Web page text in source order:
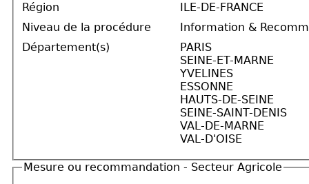
Région
ILE-DE-FRANCE
Niveau de la procédure
Information &
Département(s)
PARIS
SEINE-ET-MARNE
YVELINES
ESSONNE
HAUTS-DE-SEINE
SEINE-SAINT-DENIS
VAL-DE-MARNE
VAL-D'OISE
Mesure ou recommandation - Secteur Agricole